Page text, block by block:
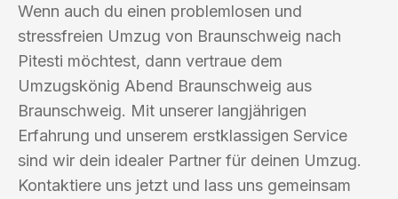
Wenn auch du einen problemlosen und
stressfreien Umzug von Braunschweig nach
Pitesti möchtest, dann vertraue dem
Umzugskönig Abend Braunschweig aus
Braunschweig. Mit unserer langjährigen
Erfahrung und unserem erstklassigen Service
sind wir dein idealer Partner für deinen Umzug.
Kontaktiere uns jetzt und lass uns gemeinsam